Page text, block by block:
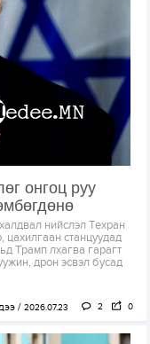
онгоц руу
нийслэл Техран
станцуудад
Трамп лхагва гарагт
дрон эсвэл бусад
2026.07.23 2 0